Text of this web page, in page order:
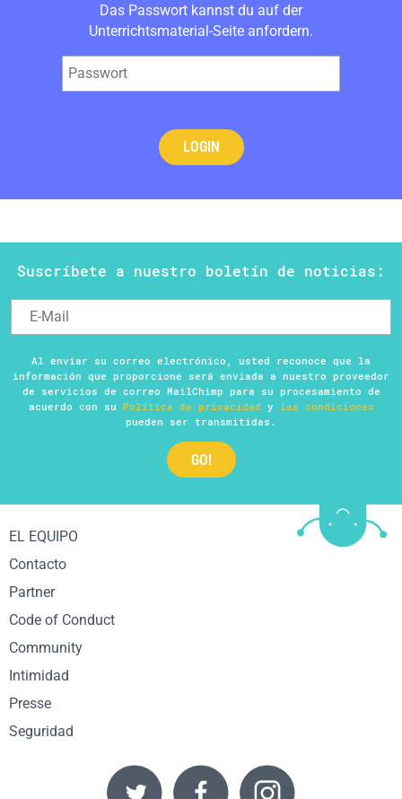
Das Passwort kannst du auf der
Unterrichtsmaterial-Seite anfordern.
Suscríbete a nuestro boletín de noticias:
Al enviar su correo electrónico, usted reconoce que la
información que proporcione será enviada a nuestro proveedor
de servicios de correo MailChimp para su procesamiento de
acuerdo con su Política de privacidad y las condiciones
pueden ser transmitidas.
EL EQUIPO
Contacto
Partner
Code of Conduct
Community
Intimidad
Presse
Seguridad